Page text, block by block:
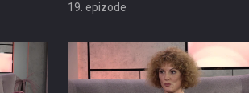
19. epizode